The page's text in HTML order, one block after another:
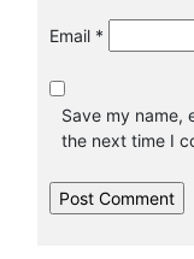
Email *
Save my name,
the next time I